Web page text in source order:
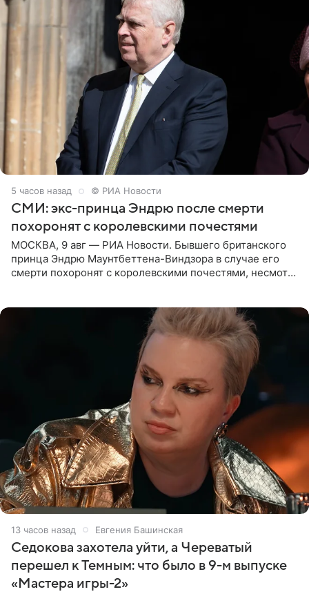
5 часов назад © РИА Новости
СМИ: экс-принца Эндрю после смерти
похоронят с королевскими почестями
МОСКВА, 9 авг — РИА Новости. Бывшего британского
принца Эндрю Маунтбеттена-Виндзора в случае его
смерти похоронят с королевскими почестями, несмотря
13 часов назад Евгения Башинская
Седокова захотела уйти, а Череватый
перешел к Темным: что было в 9-м выпуске
«Мастера игры-2»